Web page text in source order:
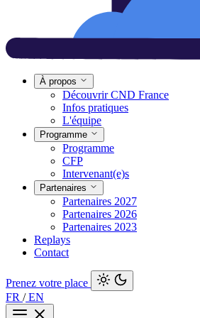
À propos
Découvrir CND France
Infos pratiques
L'équipe
Programme
Programme
CFP
Intervenant(e)s
Partenaires
Partenaires 2027
Partenaires 2026
Partenaires 2023
Replays
Contact
Prenez votre place
FR /EN